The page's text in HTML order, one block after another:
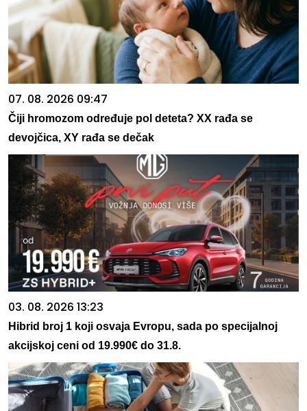
07. 08. 2026 09:47
Čiji hromozom određuje pol deteta? XX rađa se
devojčica, XY rađa se dečak
03. 08. 2026 13:23
Hibrid broj 1 koji osvaja Evropu, sada po specijalnoj
akcijskoj ceni od 19.990€ do 31.8.